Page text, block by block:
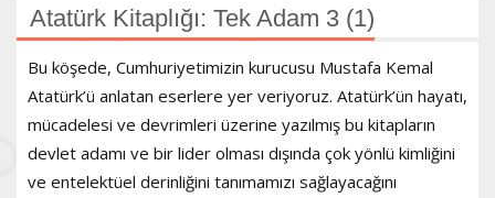
Atatürk Kitaplığı: Tek Adam 3 (1)
Bu köşede, Cumhuriyetimizin kurucusu Mustafa Kemal
Atatürk’ü anlatan eserlere yer veriyoruz. Atatürk’ün hayatı,
mücadelesi ve devrimleri üzerine yazılmış bu kitapların
devlet adamı ve bir lider olması dışında çok yönlü kimliğini
ve entelektüel derinliğini tanımamızı sağlayacağını